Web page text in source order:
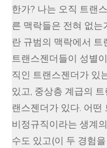
한가? 나는 오직 트랜
른 맥락들은 전혀 없는
란 규범의 맥락에서 트
트랜스젠더들이 성별
직인 트랜스젠더가 있
있고, 중상층 계급의
랜스젠더가 있다. 어
비정규직이라는 생계
수도 있고(이 두 경험